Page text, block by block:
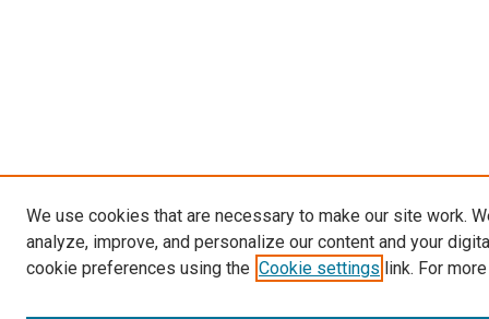
We use cookies that are necessary to make our site work.
analyze, improve, and personalize our content and your
cookie preferences using the Cookie settings link. For